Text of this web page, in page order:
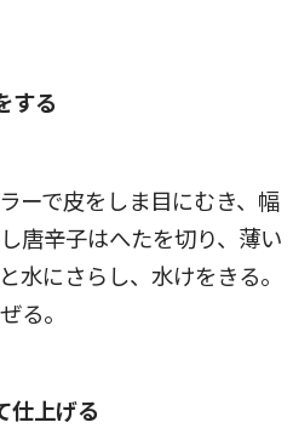
する
ーで皮をしま目にむき、幅
唐辛子はへたを切り、薄い
水にさらし、水けをきる。
る。
仕上げる